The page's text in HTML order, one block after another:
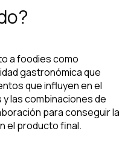
a foodies como
gastronómica que
que influyen en el
las combinaciones de
para conseguir la
el producto final.